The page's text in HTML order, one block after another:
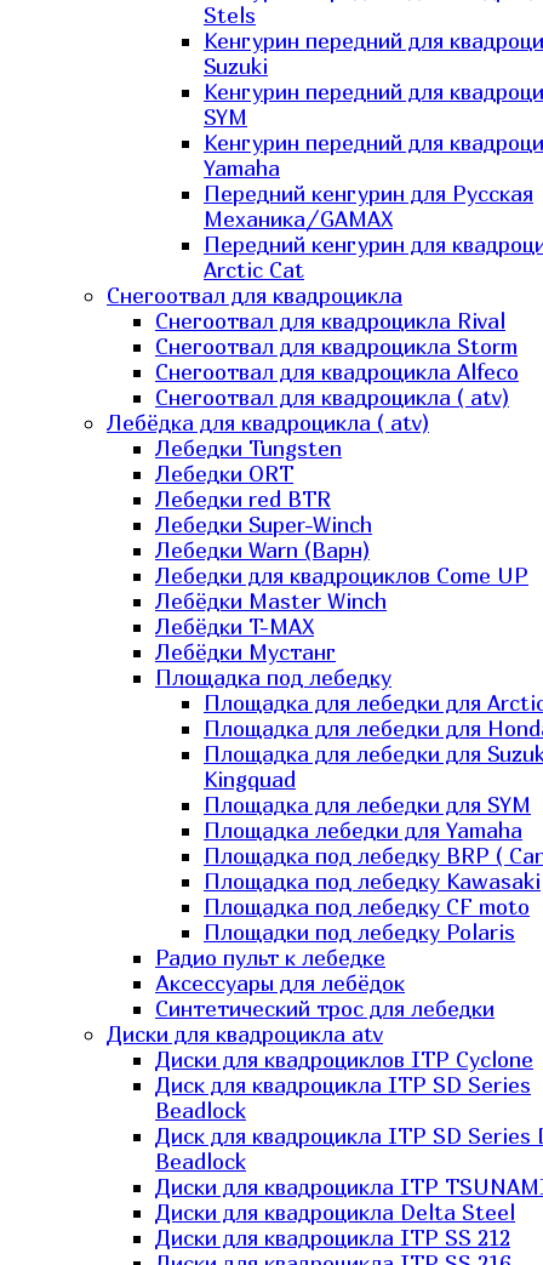
Stels
Кенгурин передний для
Suzuki
Кенгурин передний для
SYM
Кенгурин передний для
Yamaha
Передний кенгурин для Русская
Механика/GAMAX
Передний кенгурин для
Arctic Cat
Снегоотвал для квадроцикла
Снегоотвал для квадроцикла Rival
Снегоотвал для квадроцикла Storm
Снегоотвал для квадроцикла Alfeco
Снегоотвал для квадроцикла ( atv)
Лебёдка для квадроцикла ( atv)
Лебедки Tungsten
Лебедки ORT
Лебедки red BTR
Лебедки Super-Winch
Лебедки Warn (Варн)
Лебедки для квадроциклов Come UP
Лебёдки Master Winch
Лебёдки T-MAX
Лебёдки Мустанг
Площадка под лебедку
Площадка для лебедки для
Площадка для лебедки для
Площадка для лебедки для
Kingquad
Площадка для лебедки для SYM
Площадка лебедки для Yamaha
Площадка под лебедку BRP (
Площадка под лебедку Kawasaki
Площадка под лебедку СF moto
Площадки под лебедку Polaris
Радио пульт к лебедке
Аксессуары для лебёдок
Синтетический трос для лебедки
Диски для квадроцикла atv
Диски для квадроциклов ITP Cyclone
Диск для квадроцикла ITP SD Series
Beadlock
Диск для квадроцикла ITP SD Series
Beadlock
Диски для квадроцикла ITP
Диски для квадроцикла Delta Steel
Диски для квадроцикла ITP SS 212